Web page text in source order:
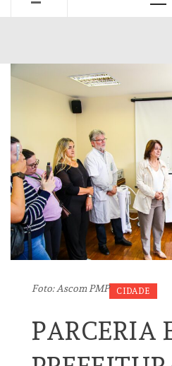
Foto: Ascom PMP CIDADE
PARCERIA